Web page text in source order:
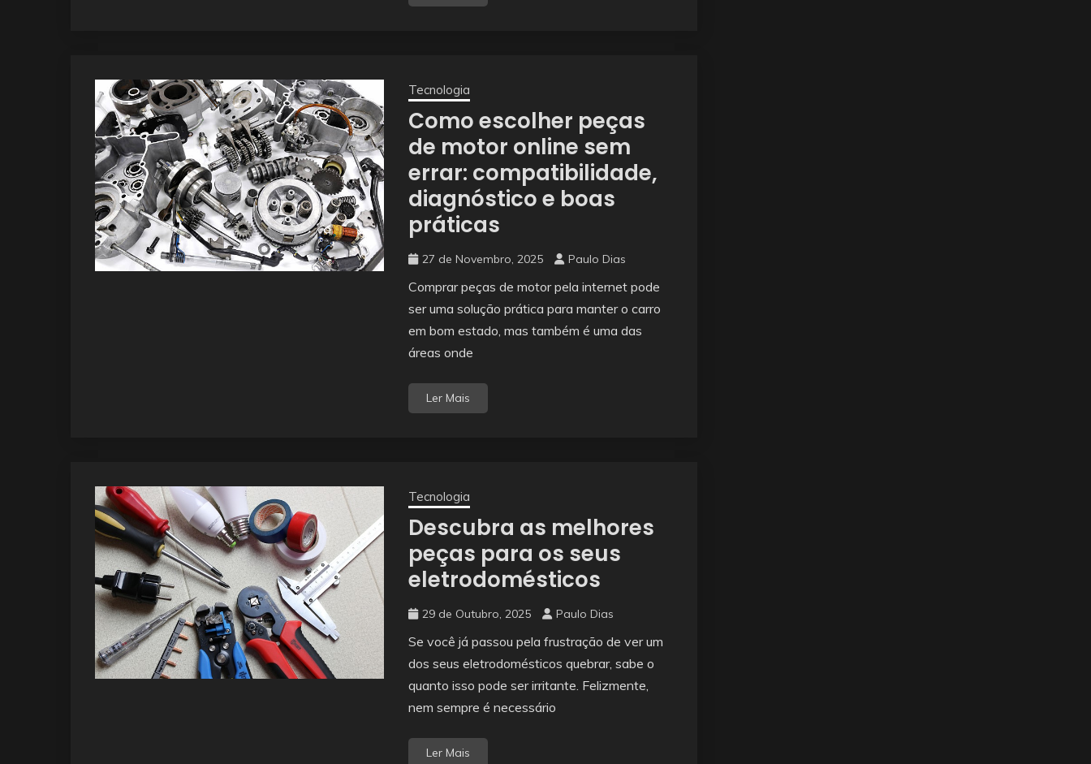
Tecnologia
Como escolher peças
de motor online sem
errar: compatibilidade,
diagnóstico e boas
práticas
27 de Novembro, 2025 Paulo Dias
Comprar peças de motor pela internet pode
ser uma solução prática para manter o carro
em bom estado, mas também é uma das
áreas onde
Ler Mais
Tecnologia
Descubra as melhores
peças para os seus
eletrodomésticos
29 de Outubro, 2025 Paulo Dias
Se você já passou pela frustração de ver um
dos seus eletrodomésticos quebrar, sabe o
quanto isso pode ser irritante. Felizmente,
nem sempre é necessário
Ler Mais